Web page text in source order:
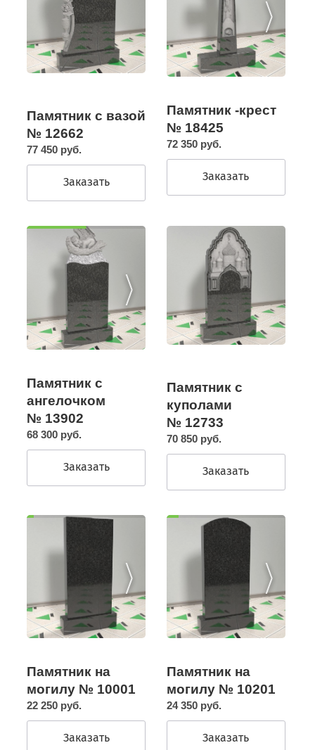
Памятник с вазой
№ 12662
77 450 руб.
Заказать
Памятник -крест
№ 18425
72 350 руб.
Заказать
Памятник с
ангелочком
№ 13902
68 300 руб.
Заказать
Памятник с
куполами
№ 12733
70 850 руб.
Заказать
Памятник на
могилу № 10001
22 250 руб.
Заказать
Памятник на
могилу № 10201
24 350 руб.
Заказать